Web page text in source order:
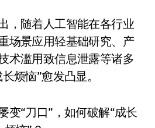
，随着人工智能在各行业
场景应用轻基础研究、产
术滥用致信息泄露等诸多
烦恼”愈发凸显。